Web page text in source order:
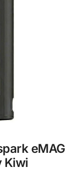
eMAG
Kiwi